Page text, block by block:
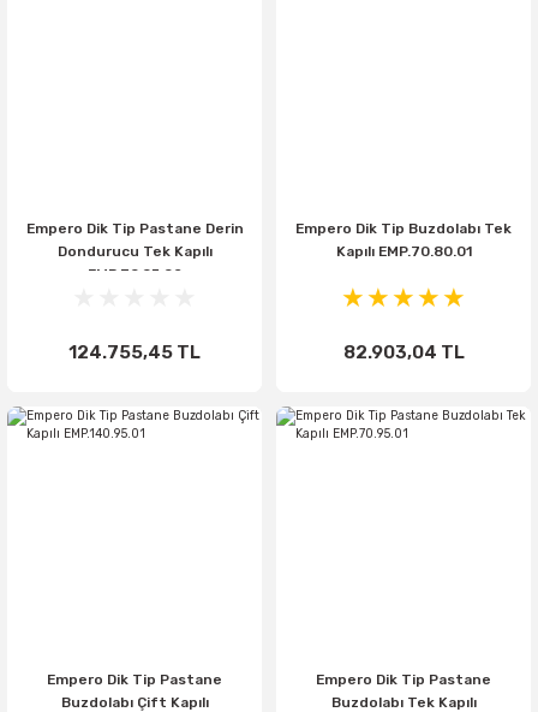
Empero Dik Tip Pastane Derin
Dondurucu Tek Kapılı
EMP.70.95.02
124.755,45 TL
Empero Dik Tip Buzdolabı Tek
Kapılı EMP.70.80.01
82.903,04 TL
Empero Dik Tip Pastane
Buzdolabı Çift Kapılı
Empero Dik Tip Pastane
Buzdolabı Tek Kapılı